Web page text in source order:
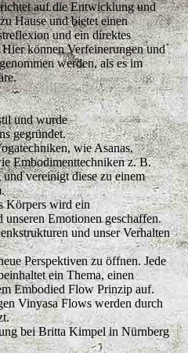
auf die Entwicklung und
Hause und bietet einen
und ein direktes
können Verfeinerungen und
werden, als es im
und wurde
gegründet.
wie Asanas,
Embodimenttechniken z. B.
vereinigt diese zu einem
Körpers wird ein
unseren Emotionen geschaffen.
und unser Verhalten
Perspektiven zu öffnen. Jede
ein Thema, einen
Embodied Flow Prinzip auf.
Vinyasa Flows werden durch
bei Britta Kimpel in Nürnberg